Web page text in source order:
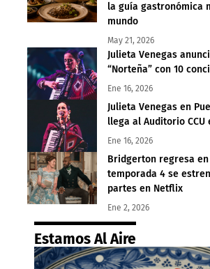
la guía gastronómica
mundo
May 21, 2026
Julieta Venegas
“Norteña” con 10
Ene 16, 2026
Julieta Venegas en
llega al Auditorio CCU
Ene 16, 2026
Bridgerton regresa en
temporada 4 se
partes en Netflix
Ene 2, 2026
Estamos Al Aire